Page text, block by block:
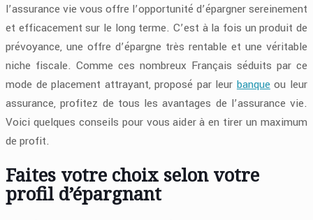
l’assurance vie vous offre l’opportunité d’épargner sereinement
et efficacement sur le long terme. C’est à la fois un produit de
prévoyance, une offre d’épargne très rentable et une véritable
niche fiscale. Comme ces nombreux Français séduits par ce
mode de placement attrayant, proposé par leur banqueou leur
assurance, profitez de tous les avantages de l’assurance vie.
Voici quelques conseils pour vous aider à en tirer un maximum
de profit.
Faites votre choix selon votre
profil d’épargnant